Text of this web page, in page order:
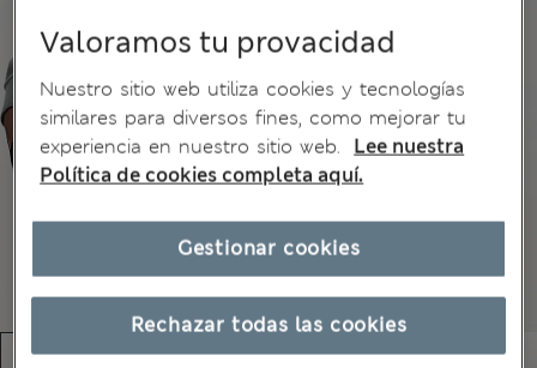
Valoramos tu provacidad
Nuestro sitio web utiliza cookies y tecnologías
similares para diversos fines, como mejorar tu
experiencia en nuestro sitio web.
Lee nuestra
Política de cookies completa aquí.
Rechazar todas las cookies
Gestionar cookies